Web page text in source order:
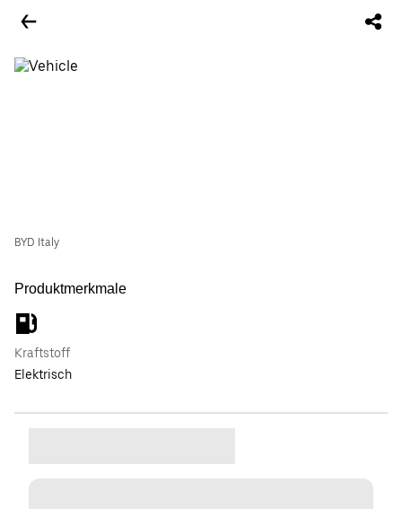
BYD Italy
Produktmerkmale
Kraftstoff
Elektrisch